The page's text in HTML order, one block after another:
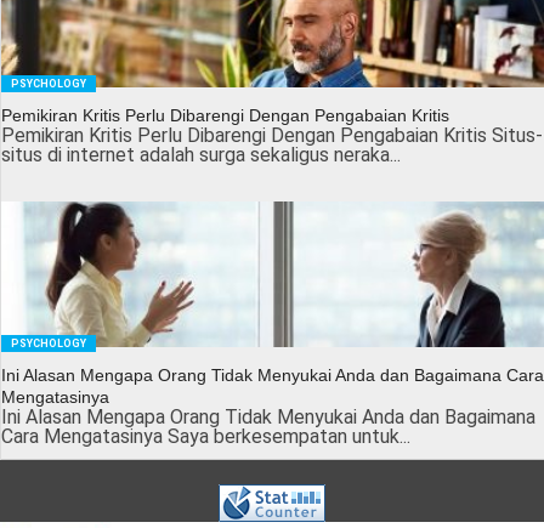
PSYCHOLOGY
Pemikiran Kritis Perlu Dibarengi Dengan Pengabaian Kritis
Pemikiran Kritis Perlu Dibarengi Dengan Pengabaian Kritis Situs-
situs di internet adalah surga sekaligus neraka...
PSYCHOLOGY
Ini Alasan Mengapa Orang Tidak Menyukai Anda dan Bagaimana Cara
Mengatasinya
Ini Alasan Mengapa Orang Tidak Menyukai Anda dan Bagaimana
Cara Mengatasinya Saya berkesempatan untuk...